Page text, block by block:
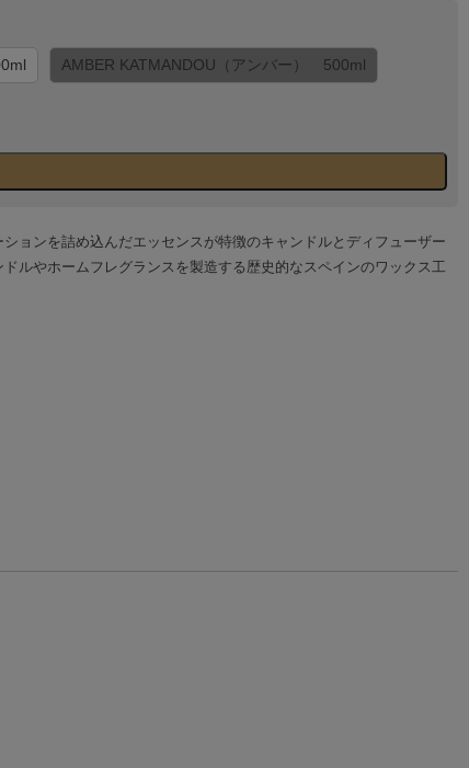
AMBER KATMANDOU（アンバー） 500ml
ョンを詰め込んだエッセンスが特徴のキャンドルとディフューザー
ルやホームフレグランスを製造する歴史的なスペインのワックス工